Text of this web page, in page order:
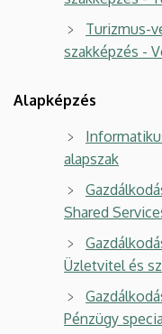
Turizmus-
szakképzés -
Alapképzés
alapszak
Shared
Üzletvitel és
Pénzügy